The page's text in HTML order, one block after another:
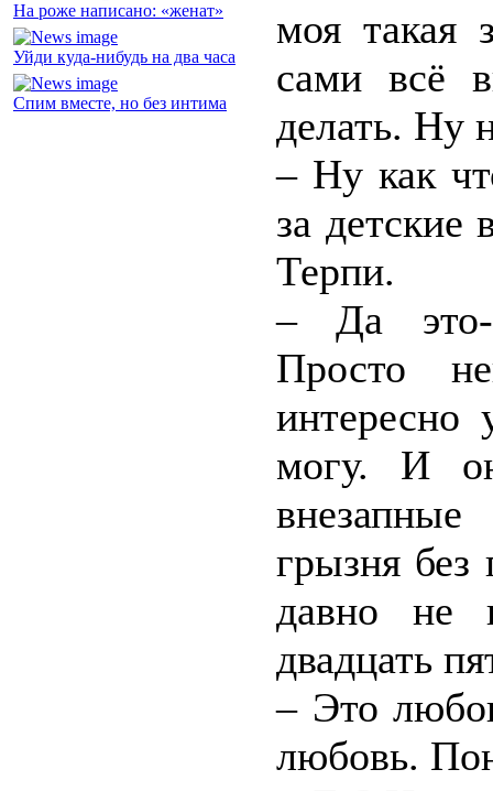
На роже написано: «женат»
Уйди куда-нибудь на два часа
Спим вместе, но без интима
моя такая
сами всё
делать. Ну
– Ну как
за
Терпи.
– Да это-
Просто
интересно
могу. И
грызня
давно не
двадцать
– Это
любовь.